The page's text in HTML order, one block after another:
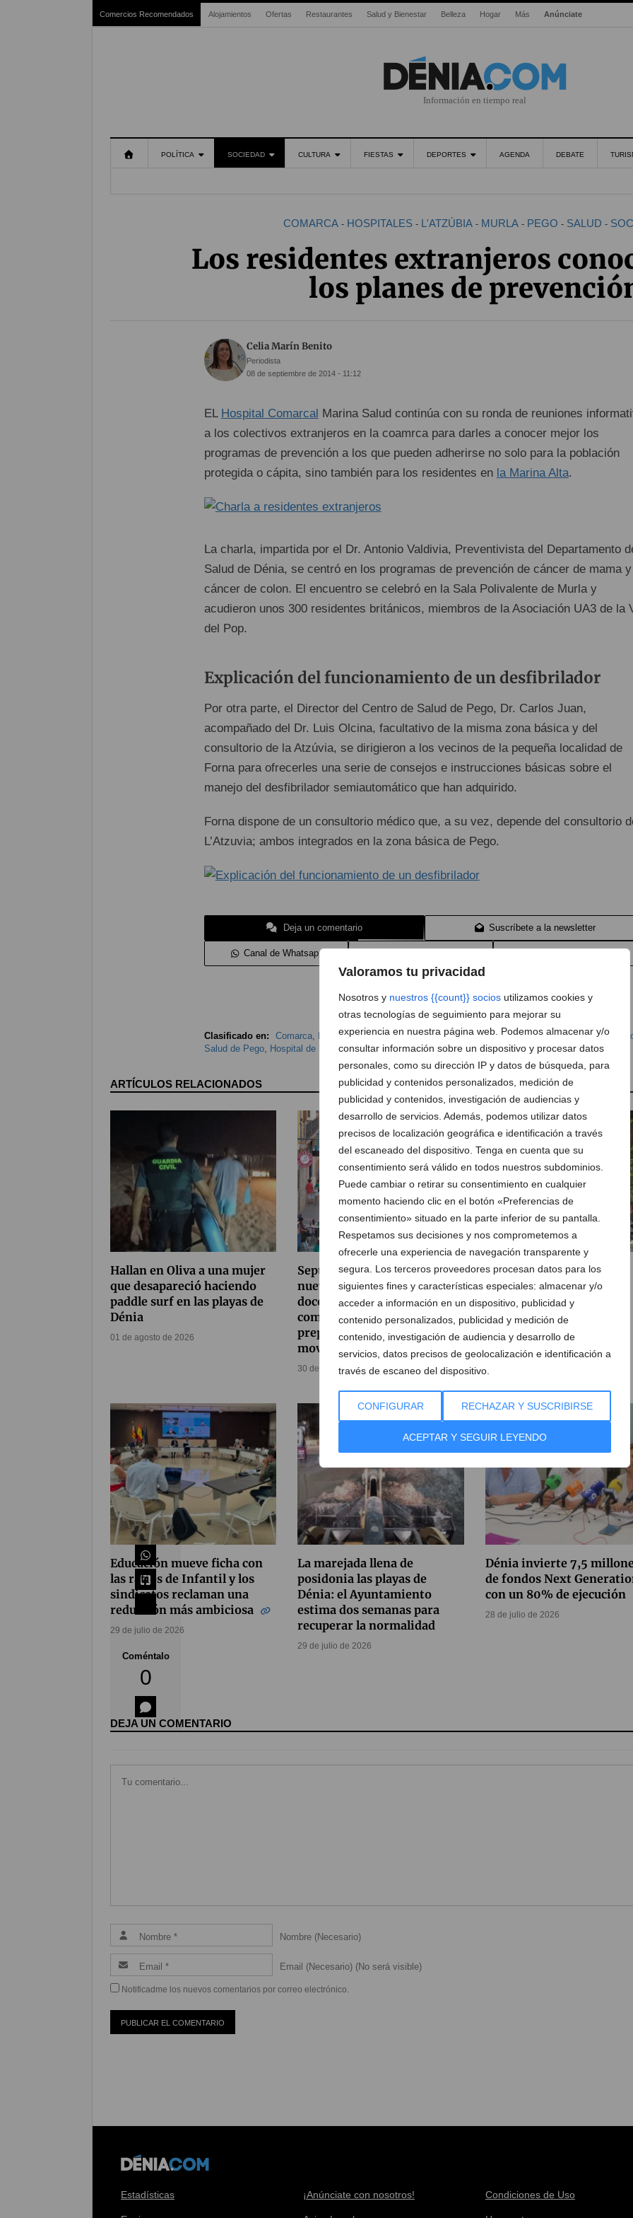
Valoramos tu privacidad
Nosotros y nuestros {{count}} socios utilizamos cookies y
otras tecnologías de seguimiento para mejorar su
experiencia en nuestra página web. Podemos almacenar y/o
consultar información sobre un dispositivo y procesar datos
personales, como su dirección IP y datos de búsqueda, para
publicidad y contenidos personalizados, medición de
publicidad y contenidos, investigación de audiencias y
desarrollo de servicios. Además, podemos utilizar datos
precisos de localización geográfica e identificación a través
del escaneado del dispositivo. Tenga en cuenta que su
consentimiento será válido en todos nuestros subdominios.
Puede cambiar o retirar su consentimiento en cualquier
momento haciendo clic en el botón «Preferencias de
consentimiento» situado en la parte inferior de su pantalla.
Respetamos sus decisiones y nos comprometemos a
ofrecerle una experiencia de navegación transparente y
segura. Los terceros proveedores procesan datos para los
siguientes fines y características especiales: almacenar y/o
acceder a información en un dispositivo, publicidad y
contenido personalizados, publicidad y medición de
contenido, investigación de audiencia y desarrollo de
servicios, datos precisos de geolocalización e identificación a
través de escaneo del dispositivo.
CONFIGURAR RECHAZAR Y SUSCRIBIRSE
ACEPTAR Y SEGUIR LEYENDO
Comercios Recomendados Alojamientos Ofertas Restaurantes Salud y Bienestar Belleza Hogar Más Anúnciate
Información en tiempo real
POLÍTICA SOCIEDAD CULTURA FIESTAS DEPORTES AGENDA DEBATE
COMARCA - HOSPITALES - L'ATZÚBIA - MURLA - PEGO - SALUD -
Los residentes extranjeros
los planes de
Compártelo
51
Coméntalo
0
Celia Marín Benito
Periodista
08 de septiembre de 2014 - 11:12
EL Hospital Comarcal Marina Salud continúa con su ronda de reuniones
a los colectivos extranjeros en la coamrca para darles a conocer mejor los
programas de prevención a los que pueden adherirse no solo para la población
protegida o cápita, sino también para los residentes en la Marina Alta.
La charla, impartida por el Dr. Antonio Valdivia, Preventivista del Departamento
Salud de Dénia, se centró en los programas de prevención de cáncer de mama y
cáncer de colon. El encuentro se celebró en la Sala Polivalente de Murla y
acudieron unos 300 residentes británicos, miembros de la Asociación UA3 de la
del Pop.
Explicación del funcionamiento de un desfibrilador
Por otra parte, el Director del Centro de Salud de Pego, Dr. Carlos Juan,
acompañado del Dr. Luis Olcina, facultativo de la misma zona básica y del
consultorio de la Atzúvia, se dirigieron a los vecinos de la pequeña localidad de
Forna para ofrecerles una serie de consejos e instrucciones básicas sobre el
manejo del desfibrilador semiautomático que han adquirido.
Forna dispone de un consultorio médico que, a su vez, depende del consultorio
L’Atzuvia; ambos integrados en la zona básica de Pego.
Deja un comentario Suscríbete a la newsletter
Canal de Whatsapp
Clasificado en: Comarca, Hospitales,L'Atzúbia ,Murla,Pego,Salud,Sociedad,Antonio Valdivia,
Salud de Pego, Hospital de Dénia,Marina Salud
ARTÍCULOS RELACIONADOS
Hallan en Oliva a una mujer
que desapareció haciendo
paddle surf en las playas de
Dénia
01 de agosto de 2026
Septiembre marcará una
nueva fase del pulso entre
docentes y Conselleria: la
comunidad educativa
prepara nuevas
movilizaciones
30 de julio de 2026
AEMET activa la alerta
amarilla en Dénia: los
termómetros se disparan
este final de julio
30 de julio de 2026
Educación mueve ficha con
las ratios de Infantil y los
sindicatos reclaman una
reducción más ambiciosa
29 de julio de 2026
La marejada llena de
posidonia las playas de
Dénia: el Ayuntamiento
estima dos semanas para
recuperar la normalidad
29 de julio de 2026
Dénia invierte 7,5
de fondos Next
con un 80% de ejecución
28 de julio de 2026
DEJA UN COMENTARIO
Nombre (Necesario)
Email (Necesario) (No será visible)
Notificadme los nuevos comentarios por correo electrónico.
Estadísticas ¡Anúnciate con nosotros! Condiciones de Uso